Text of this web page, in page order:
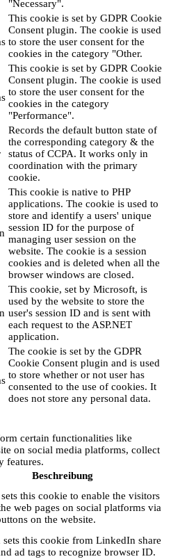
"Necessary".
This cookie is set by GDPR Cookie
Consent plugin. The cookie is used
to store the user consent for the
cookies in the category "Other.
This cookie is set by GDPR Cookie
Consent plugin. The cookie is used
to store the user consent for the
cookies in the category
"Performance".
Records the default button state of
the corresponding category & the
status of CCPA. It works only in
coordination with the primary
cookie.
This cookie is native to PHP
applications. The cookie is used to
store and identify a users' unique
session ID for the purpose of
managing user session on the
website. The cookie is a session
cookies and is deleted when all the
browser windows are closed.
This cookie, set by Microsoft, is
used by the website to store the
user's session ID and is sent with
each request to the ASP.NET
application.
The cookie is set by the GDPR
Cookie Consent plugin and is used
to store whether or not user has
consented to the use of cookies. It
does not store any personal data.
certain functionalities like
on social media platforms, collect
features.
Beschreibung
this cookie to enable the visitors
web pages on social platforms via
on the website.
this cookie from LinkedIn share
ad tags to recognize browser ID.